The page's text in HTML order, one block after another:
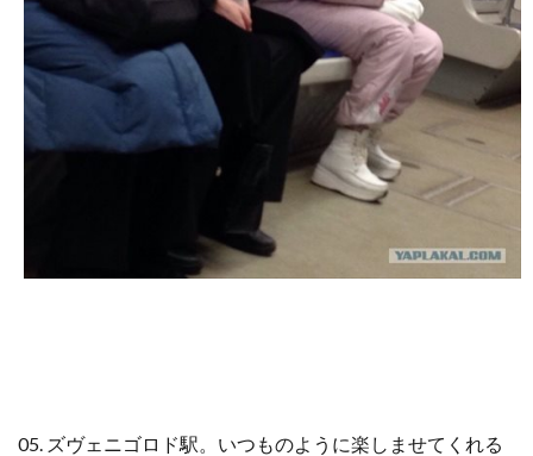
05. ズヴェニゴロド駅。いつものように楽しませてくれる